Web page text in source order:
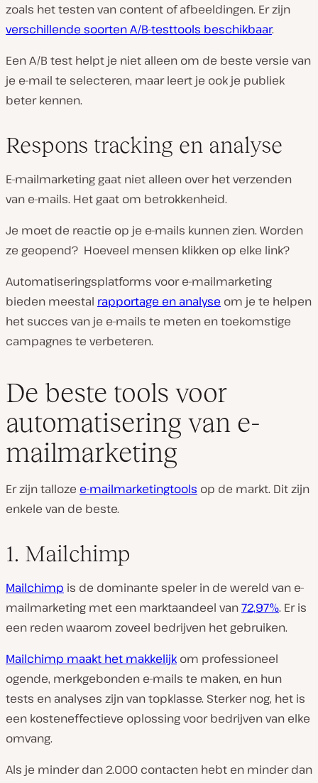
zoals het testen van content of afbeeldingen. Er zijn
verschillende soorten A/B-testtools beschikbaar.
Een A/B test helpt je niet alleen om de beste versie van
je e-mail te selecteren, maar leert je ook je publiek
beter kennen.
Respons tracking en analyse
E-mailmarketing gaat niet alleen over het verzenden
van e-mails. Het gaat om betrokkenheid.
Je moet de reactie op je e-mails kunnen zien. Worden
ze geopend? Hoeveel mensen klikken op elke link?
Automatiseringsplatforms voor e-mailmarketing
bieden meestal rapportage en analyse om je te helpen
het succes van je e-mails te meten en toekomstige
campagnes te verbeteren.
De beste tools voor
automatisering van e-
mailmarketing
Er zijn talloze e-mailmarketingtools op de markt. Dit zijn
enkele van de beste.
1. Mailchimp
Mailchimp is de dominante speler in de wereld van e-
mailmarketing met een marktaandeel van72,97%. Er is
een reden waarom zoveel bedrijven het gebruiken.
Mailchimp maakt het makkelijk om professioneel
ogende, merkgebonden e-mails te maken, en hun
tests en analyses zijn van topklasse. Sterker nog, het is
een kosteneffectieve oplossing voor bedrijven van elke
omvang.
Als je minder dan 2.000 contacten hebt en minder dan